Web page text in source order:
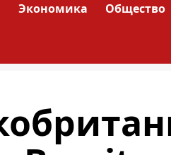
Экономика Общество